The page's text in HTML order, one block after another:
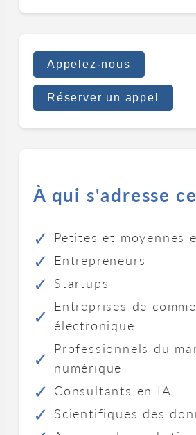
Appelez-nous
Réserver un appel
À qui s'adresse
Petites et moyennes
Entrepreneurs
Startups
Entreprises de
électronique
Professionnels du
numérique
Consultants en IA
Scientifiques des